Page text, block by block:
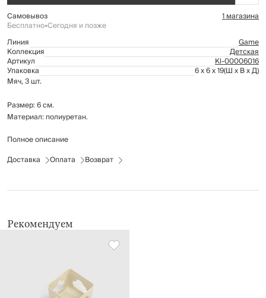
Самовывоз 1 магазина
Бесплатно•Сегодня и позже
Линия
Game
Коллекция Детская
Артикул Kl-00006016
Упаковка 6 x 6 x 19(Ш x В x Д)
Мяч, 3 шт.
Размер: 6 см.
Материал: полиуретан.
Рекомендуется промывать вручную.
Полное описание
Доставка
Оплата Возврат
Рекомендуем